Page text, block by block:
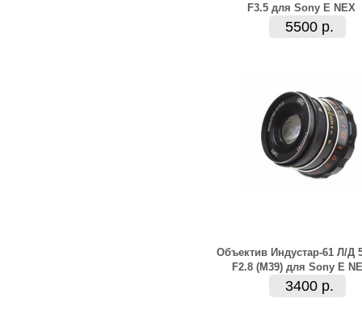
F3.5 для Sony E NEX
5500 р.
Объектив Индустар-61 Л/Д
F2.8 (M39) для Sony E
3400 р.